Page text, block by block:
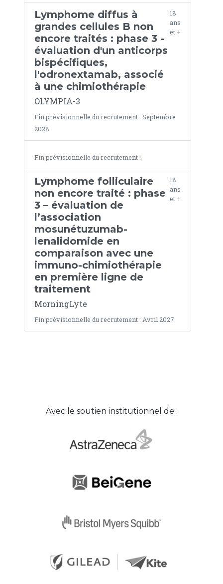
Lymphome diffus à
grandes cellules B non
encore traités : phase 3 -
évaluation d'un anticorps
bispécifiques,
l'odronextamab, associé
à une chimiothérapie
18
ans
et +
OLYMPIA-3
Fin prévisionnelle du recrutement : Septembre
2028
Fin prévisionnelle du recrutement :
Lymphome folliculaire
non encore traité : phase
3 – évaluation de
l’association
mosunétuzumab-
lenalidomide en
comparaison avec une
immuno-chimiothérapie
en première ligne de
traitement
18
ans
et +
MorningLyte
Fin prévisionnelle du recrutement : Avril 2027
Avec le soutien institutionnel de :